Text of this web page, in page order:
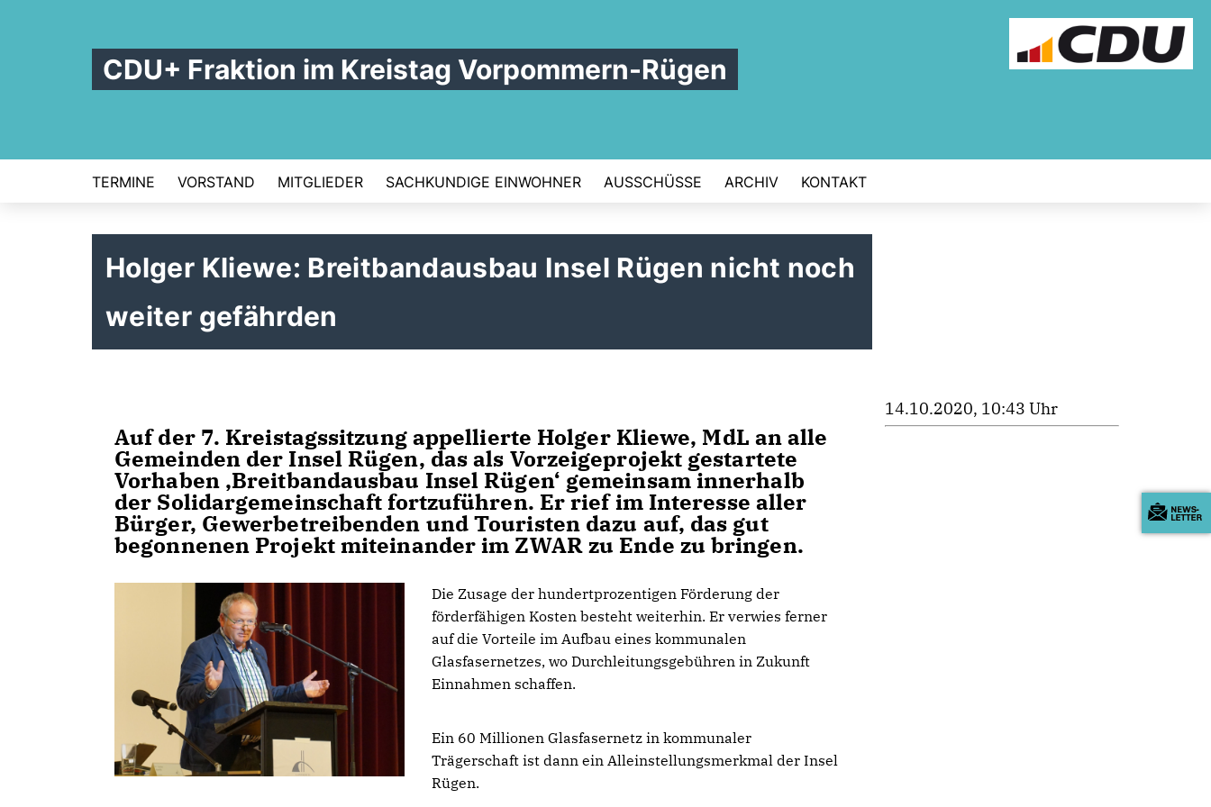
CDU+ Fraktion im Kreistag Vorpommern-Rügen
TERMINE VORSTAND MITGLIEDER SACHKUNDIGE EINWOHNER AUSSCHÜSSE ARCHIV KONTAKT
Holger Kliewe: Breitbandausbau Insel Rügen nicht noch
weiter gefährden
Auf der 7. Kreistagssitzung appellierte Holger Kliewe, MdL an alle
Gemeinden der Insel Rügen, das als Vorzeigeprojekt gestartete
Vorhaben ‚Breitbandausbau Insel Rügen‘ gemeinsam innerhalb
der Solidargemeinschaft fortzuführen. Er rief im Interesse aller
Bürger, Gewerbetreibenden und Touristen dazu auf, das gut
begonnenen Projekt miteinander im ZWAR zu Ende zu bringen.
Die Zusage der hundertprozentigen Förderung der
förderfähigen Kosten besteht weiterhin. Er verwies ferner
auf die Vorteile im Aufbau eines kommunalen
Glasfasernetzes, wo Durchleitungsgebühren in Zukunft
Einnahmen schaffen.
Ein 60 Millionen Glasfasernetz in kommunaler
Trägerschaft ist dann ein Alleinstellungsmerkmal der Insel
Rügen.
14.10.2020, 10:43 Uhr